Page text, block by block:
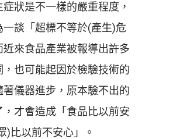
狀是不一樣的嚴重程度，
一談「超標不等於(產生)危
近來食品產業被報導出許多
，也可能起因於檢驗技術的
著儀器進步，原本驗不出的
，才會造成「食品比以前安
)比以前不安心」。